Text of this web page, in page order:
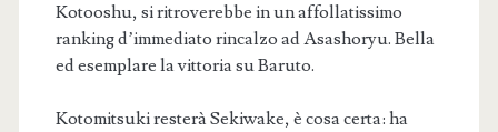
Kotooshu, si ritroverebbe in un affollatissimo
ranking d’immediato rincalzo ad Asashoryu. Bella
ed esemplare la vittoria su Baruto.
Kotomitsuki resterà Sekiwake, è cosa certa: ha